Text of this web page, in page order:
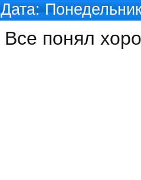
Дата:
Все понял